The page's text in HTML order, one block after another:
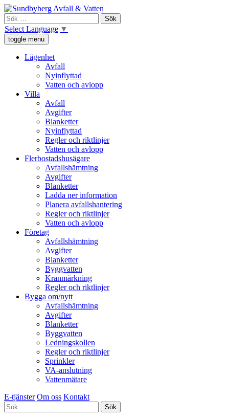
Skip
to
content
Sundbyberg Avfall och Vatten
Vi ansvarar för sophämtning, leverans av rent dricksvatten och att
avloppsvattnet tas omhand i Sundbyberg.
Sök
efter:
Select Language ▼
toggle menu
Lägenhet
Avfall
Nyinflyttad
Vatten och avlopp
Villa
Avfall
Avgifter
Blanketter
Nyinflyttad
Regler och riktlinjer
Vatten och avlopp
Flerbostadshusägare
Avfallshämtning
Avgifter
Blanketter
Ladda ner information
Planera avfallshantering
Regler och riktlinjer
Vatten och avlopp
Företag
Avfallshämtning
Avgifter
Blanketter
Byggvatten
Kranmärkning
Regler och riktlinjer
Bygga om/nytt
Avfallshämtning
Avgifter
Blanketter
Byggvatten
Ledningskollen
Regler och riktlinjer
Sprinkler
VA-anslutning
Vattenmätare
E-tjänster Om oss Kontakt
Sök
efter: